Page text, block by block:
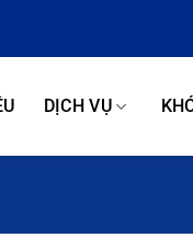
DỊCH VỤ